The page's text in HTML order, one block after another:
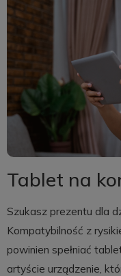
Tablet na
Szukasz prezentu dla
Kompatybilność z
powinien spełniać
artyście urządzenie,